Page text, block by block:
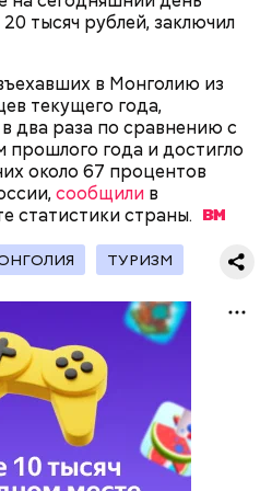
тысяч рублей, заключил
в Монголию из
текущего года,
два раза по сравнению с
года и достигло
около 67 процентов
сообщили в
статистикистраны.
ТУРИЗМ
борщ, щи, котлеты,
и сыром, пироги, омлет,
используется
вреда от него не будет.
питания человека, тем
вероятность
микроэлементов, —